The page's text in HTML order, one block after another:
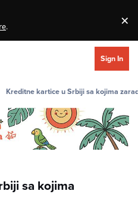
. ×
Sign In
Kreditne kartice u Srbiji sa kojima
sa kojima